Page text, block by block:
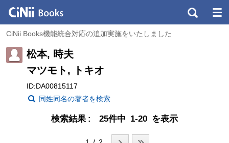
CiNii Books機能統合対応の追加実施をいたしました
松本, 時夫
マツモト, トキオ
ID:DA00815117
同姓同名の著者を検索
検索結果 25件中 1-20 を表示